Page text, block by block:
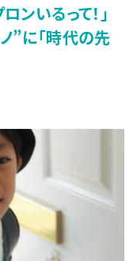
ンいるって！」
”に「時代の先